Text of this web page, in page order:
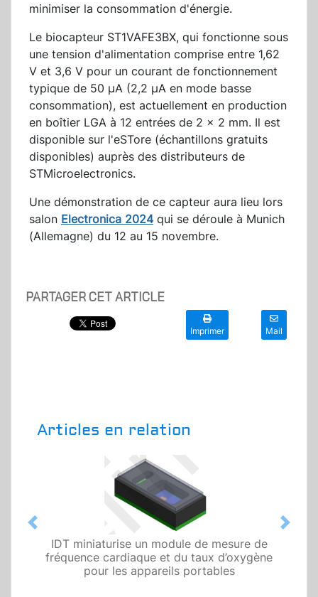
minimiser la consommation d'énergie.
Le biocapteur ST1VAFE3BX, qui fonctionne sous
une tension d'alimentation comprise entre 1,62
V et 3,6 V pour un courant de fonctionnement
typique de 50 µA (2,2 µA en mode basse
consommation), est actuellement en production
en boîtier LGA à 12 entrées de 2 x 2 mm. Il est
disponible sur l'eSTore (échantillons gratuits
disponibles) auprès des distributeurs de
STMicroelectronics.
Une démonstration de ce capteur aura lieu lors
salon Electronica 2024 qui se déroule à Munich
(Allemagne) du 12 au 15 novembre.
PARTAGER CET ARTICLE
Imprimer Mail
Articles en relation
IDT miniaturise un module de mesure de
fréquence cardiaque et du taux d’oxygène
pour les appareils portables
Previous Next